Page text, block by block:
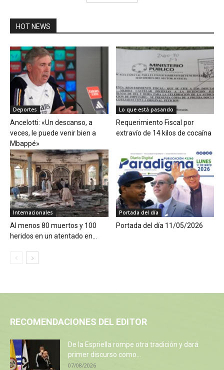
HOT NEWS
Deportes
Ancelotti: «Un descanso, a
veces, le puede venir bien a
Mbappé»
Lo que está pasando
Requerimiento Fiscal por
extravío de 14 kilos de cocaína
Internacionales
Al menos 80 muertos y 100
heridos en un atentado en...
Portada del día
Portada del día 11/05/2026
RECOMENDACIONES DEL EDITOR
De la Espriella rompe otra tradición y dará
primer discurso como...
07/08/2026